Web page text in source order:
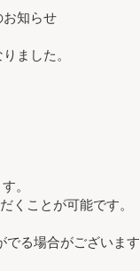
知らせ
ました。
。
くことが可能です。
る場合がございます